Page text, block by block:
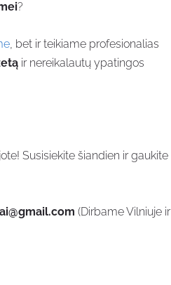
?
, bet ir teikiame profesionalias
ir nereikalautų ypatingos
Susisiekite šiandien ir gaukite
(Dirbame Vilniuje ir